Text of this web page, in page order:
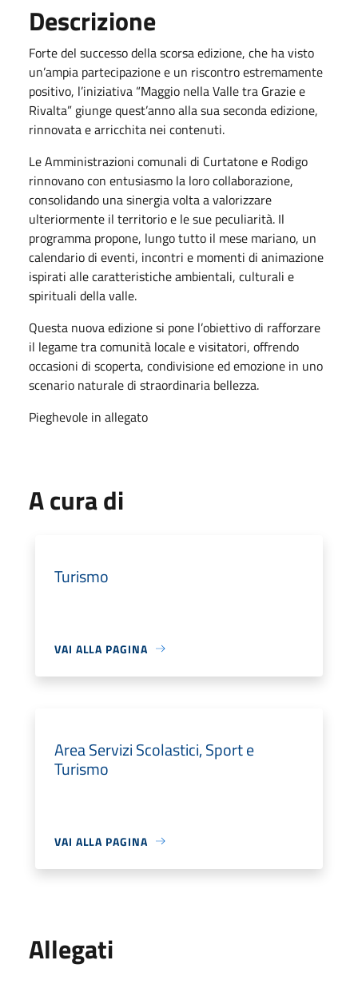
Descrizione
Forte del successo della scorsa edizione, che ha visto
un’ampia partecipazione e un riscontro estremamente
positivo, l’iniziativa “Maggio nella Valle tra Grazie e
Rivalta” giunge quest’anno alla sua seconda edizione,
rinnovata e arricchita nei contenuti.
Le Amministrazioni comunali di Curtatone e Rodigo
rinnovano con entusiasmo la loro collaborazione,
consolidando una sinergia volta a valorizzare
ulteriormente il territorio e le sue peculiarità. Il
programma propone, lungo tutto il mese mariano, un
calendario di eventi, incontri e momenti di animazione
ispirati alle caratteristiche ambientali, culturali e
spirituali della valle.
Questa nuova edizione si pone l’obiettivo di rafforzare
il legame tra comunità locale e visitatori, offrendo
occasioni di scoperta, condivisione ed emozione in uno
scenario naturale di straordinaria bellezza.
Pieghevole in allegato
A cura di
Turismo
VAI ALLA PAGINA
Area Servizi Scolastici, Sport e
Turismo
VAI ALLA PAGINA
Allegati